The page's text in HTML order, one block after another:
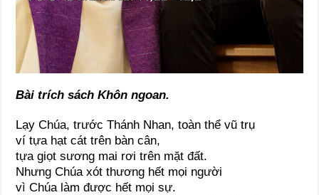
Bài trích sách Khôn ngoan.
Lạy Chúa, trước Thánh Nhan, toàn thể vũ trụ
ví tựa hạt cát trên bàn cân,
tựa giọt sương mai rơi trên mặt đất.
Nhưng Chúa xót thương hết mọi người
vì Chúa làm được hết mọi sự.